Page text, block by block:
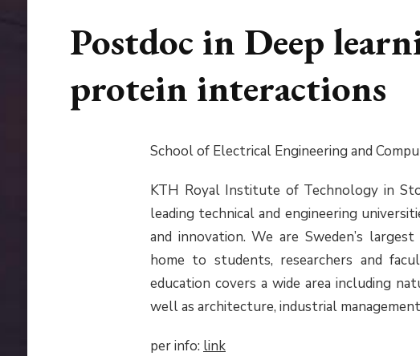
Postdoc in Deep
protein interactions
School of Electrical Engineering and
KTH Royal Institute of Technology in
leading technical and engineering
and innovation. We are Sweden’s
home to students, researchers and
education covers a wide area including
well as architecture, industrial
per info: link